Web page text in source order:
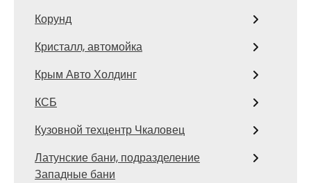
Корунд
Кристалл, автомойка
Крым Авто Холдинг
КСБ
Кузовной техцентр Чкаловец
Латунские бани, подразделение
Западные бани